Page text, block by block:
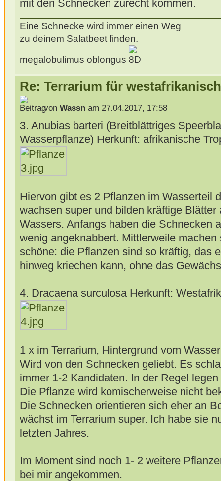
mit den Schnecken zurecht kommen.
Eine Schnecke wird immer einen Weg
zu deinem Salatbeet finden.
megalobulimus oblongus
Re: Terrarium für
von Wassnam 27.04.2017, 17:58
3. Anubias barteri (Breitblättriges
Wasserpflanze) Herkunft: afrikanische
Hiervon gibt es 2 Pflanzen im Wasserteil
wachsen super und bilden kräftige Blätter
Wassers. Anfangs haben die Schnecken
wenig angeknabbert. Mittlerweile
schöne: die Pflanzen sind so kräftig, das
hinweg kriechen kann, ohne das
4. Dracaena surculosa Herkunft:
1 x im Terrarium, Hintergrund vom
Wird von den Schnecken geliebt. Es
immer 1-2 Kandidaten. In der Regel
Die Pflanze wird komischerweise nicht
Die Schnecken orientieren sich eher an
wächst im Terrarium super. Ich habe sie
letzten Jahres.
Im Moment sind noch 1- 2 weitere
bei mir angekommen.